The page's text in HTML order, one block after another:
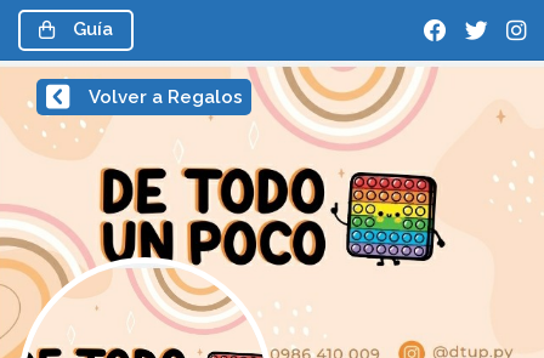
Guía
Volver a Regalos